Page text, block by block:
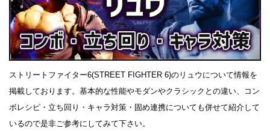
ストリートファイター6(STREET FIGHTER 6)のリュウについて情報を
掲載しております。基本的な性能やモダンやクラシックとの違い、コン
ボレシピ・立ち回り・キャラ対策・固め連携についても併せて紹介して
いるので是非ご参考にしてみて下さい。